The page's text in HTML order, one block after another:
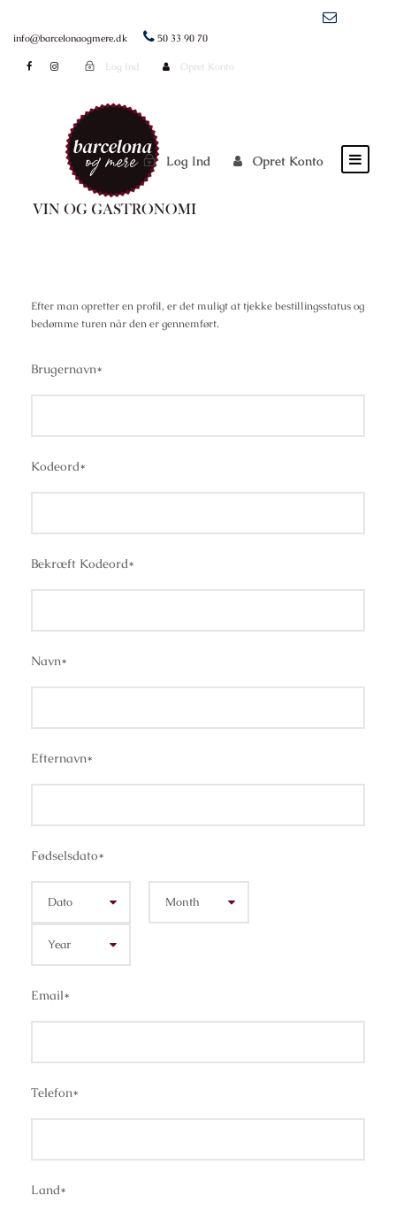
info@barcelonaogmere.dk 50 33 90 70
Log Ind Opret Konto
Log Ind Opret Konto
Efter man opretter en profil, er det muligt at tjekke bestillingsstatus og
bedømme turen når den er gennemført.
Brugernavn*
Kodeord*
Bekræft Kodeord*
Navn*
Efternavn*
Fødselsdato*
Email*
Telefon*
Land*